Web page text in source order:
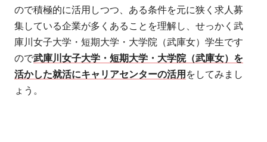
ので積極的に活用しつつ、ある条件を元に狭く求人募
集している企業が多くあることを理解し、せっかく武
庫川女子大学・短期大学・大学院（武庫女）学生です
ので武庫川女子大学・短期大学・大学院（武庫女）を
活かした就活にキャリアセンターの活用 をしてみまし
ょう。